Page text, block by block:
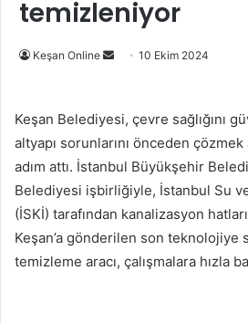
temizleniyor
Keşan Online
Bir
göndermek
10 Ekim 2024
Keşan Belediyesi, çevre sağlığını
altyapı sorunlarını önceden
adım attı. İstanbul Büyükşehir
Belediyesi işbirliğiyle, İstanbul Su
(İSKİ) tarafından kanalizasyon
Keşan’a gönderilen son teknolojiye
temizleme aracı, çalışmalara hızla